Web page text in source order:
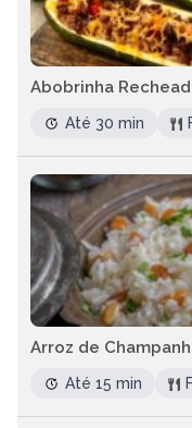
Abobrinha
Até 30 min
Arroz de
Até 15 min